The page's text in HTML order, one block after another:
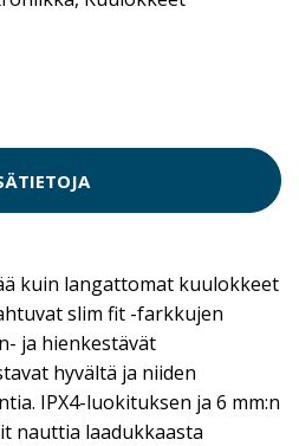
kuin langattomat kuulokkeet
slim fit -farkkujen
ja hienkestävät
hyvältä ja niiden
IPX4-luokituksen ja 6 mm:n
nauttia laadukkaasta